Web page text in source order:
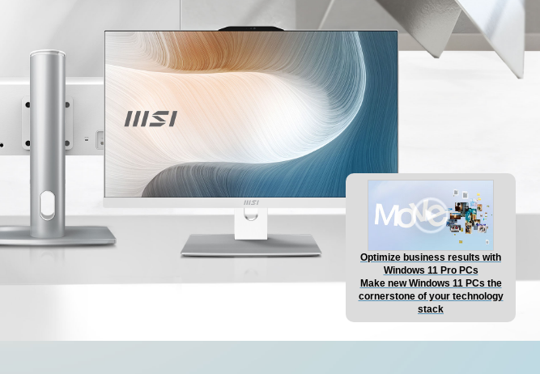
Optimize business results with
Windows 11 Pro PCs
Make new Windows 11 PCs the
cornerstone of your technology
stack